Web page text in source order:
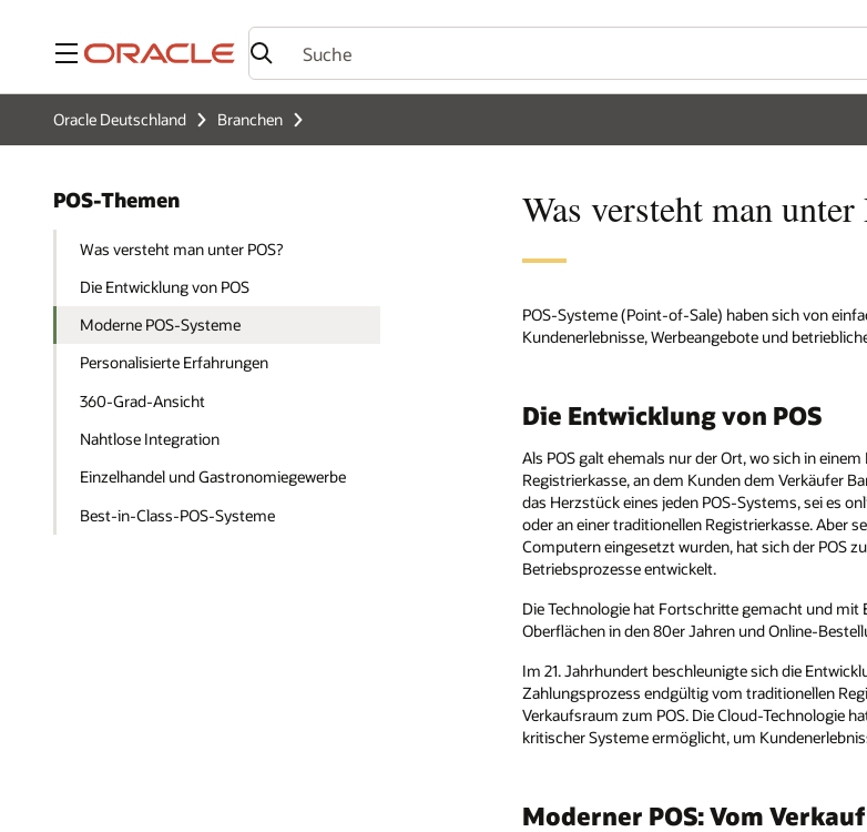
Menü
Oracle Deutschland Branchen
POS-Themen
Was versteht man unter POS?
Die Entwicklung von POS
Moderne POS-Systeme
Personalisierte Erfahrungen
360-Grad-Ansicht
Nahtlose Integration
Einzelhandel und Gastronomiegewerbe
Best-in-Class-POS-Systeme
Was versteht man unter
POS-Systeme (Point-of-Sale) haben sich von
Kundenerlebnisse, Werbeangebote und
Die Entwicklung von POS
Als POS galt ehemals nur der Ort, wo sich in
Registrierkasse, an dem Kunden dem Verkäufer
das Herzstück eines jeden POS-Systems, sei es
oder an einer traditionellen Registrierkasse. Aber
Computern eingesetzt wurden, hat sich der POS
Betriebsprozesse entwickelt.
Die Technologie hat Fortschritte gemacht und
Oberflächen in den 80er Jahren und Online-
Im 21. Jahrhundert beschleunigte sich die
Zahlungsprozess endgültig vom traditionellen
Verkaufsraum zum POS. Die Cloud-Technologie
kritischer Systeme ermöglicht, um
Moderner POS: Vom